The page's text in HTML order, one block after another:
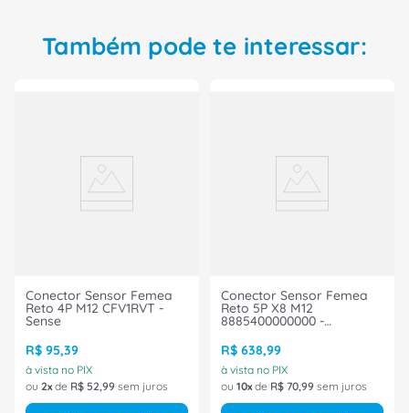
Também pode te interessar:
Conector Sensor Femea
Reto 4P M12 CFV1RVT -
Sense
R$ 95,39
à vista no PIX
ou 2 de R$ 52,99 sem juros
Conector Sensor Femea
Reto 5P X8 M12
8885400000000 -
R$ 638,99
à vista no PIX
ou 10 de R$ 70,99 sem juros